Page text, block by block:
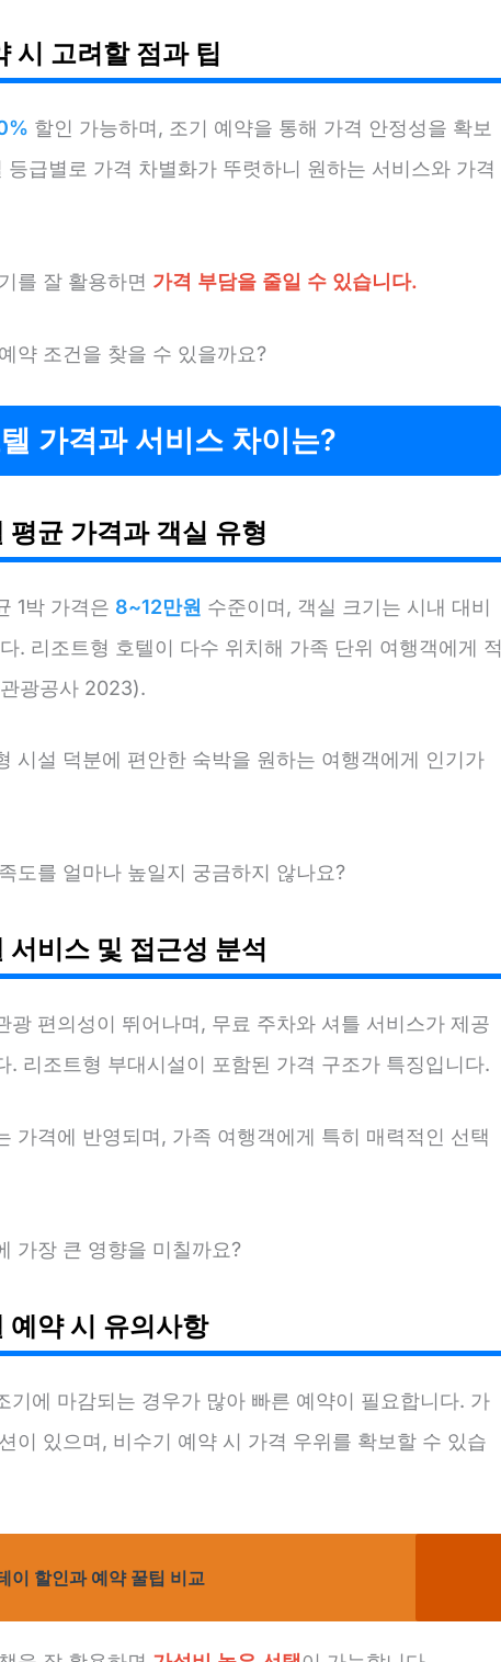
시 고려할 점과 팁
할인 가능하며, 조기 예약을 통해 가격 안정성을 확보
등급별로 가격 차별화가 뚜렷하니 원하는 서비스와 가격
를 잘 활용하면 가격 부담을 줄일 수 있습니다.
약 조건을 찾을 수 있을까요?
가격과 서비스 차이는?
평균 가격과 객실 유형
1박 가격은 8~12만원 수준이며, 객실 크기는 시내 대비
. 리조트형 호텔이 다수 위치해 가족 단위 여행객에게 적
광공사 2023).
시설 덕분에 편안한 숙박을 원하는 여행객에게 인기가
도를 얼마나 높일지 궁금하지 않나요?
비스 및 접근성 분석
광 편의성이 뛰어나며, 무료 주차와 셔틀 서비스가 제공
. 리조트형 부대시설이 포함된 가격 구조가 특징입니다.
가격에 반영되며, 가족 여행객에게 특히 매력적인 선택
가장 큰 영향을 미칠까요?
예약 시 유의사항
기에 마감되는 경우가 많아 빠른 예약이 필요합니다. 가
이 있으며, 비수기 예약 시 가격 우위를 확보할 수 있습
이 할인과 예약 꿀팁 비교